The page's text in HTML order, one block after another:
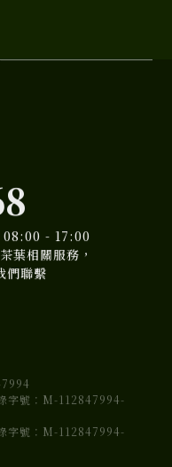
- 17:00
葉相關服務，
們聯繫
字號：M-112847994-
字號：M-112847994-